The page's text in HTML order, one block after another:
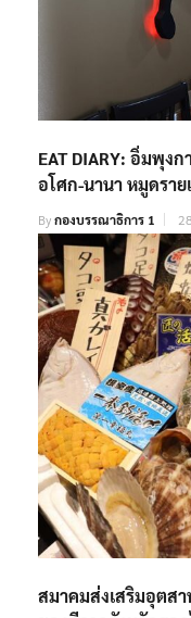
EAT DIARY: อิ่มพุง
อโศก-นานา หมูดราย
Byกองบรรณาธิการ 1
สมาคมส่งเสริมอุตส